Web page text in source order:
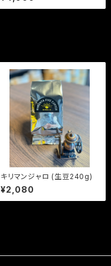
キリマンジャロ (生豆240g)
¥2,080